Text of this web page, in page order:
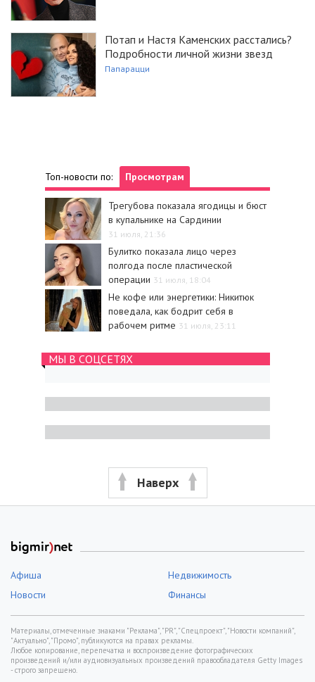
Потап и Настя Каменских расстались?
Подробности личной жизни звезд
Папарацци
Топ-новости по: Просмотрам
Трегубова показала ягодицы и бюст
в купальнике на Сардинии
31 июля, 21:36
Булитко показала лицо через
полгода после пластической
операции 31 июля, 18:04
Не кофе или энергетики: Никитюк
поведала, как бодрит себя в
рабочем ритме 31 июля, 23:11
МЫ В СОЦСЕТЯХ
Наверх
Афиша
Недвижимость
Новости
Финансы
Материалы, отмеченные знаками "Реклама", "PR", "Спецпроект", "Новости компаний",
"Актуально", "Промо", публикуются на правах рекламы.
Любое копирование, перепечатка и воспроизведение фотографических
произведений и/или аудиовизуальных произведений правообладателя Getty Images
- строго запрещено.